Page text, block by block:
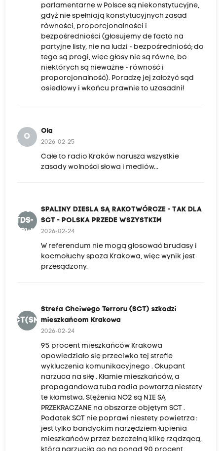
parlamentarne w Polsce są niekonstytucyjne,
gdyż nie spełniają konstytucyjnych zasad
równości, proporcjonalności i
bezpośredniości (głosujemy de facto na
partyjne listy, nie na ludzi - bezpośredniość; do
tego są progi, więc głosy nie są równe, bo
niektórych są nieważne - równość i
proporcjonalność). Poradzę jej założyć sąd
osiedlowy i wkońcu prawnie to uzasadni!
O
Ola
2026-02-25
Całe to radio Kraków narusza wszystkie
zasady wolności słowa i mediów...
SDSR-
TDS-
PPW
SPALINY DIESLA SĄ RAKOTWÓRCZE - TAK DLA
SCT - POLSKA PRZEDE WSZYSTKIM
2026-02-24
W referendum nie mogą głosować brudasy i
kocmołuchy spoza Krakowa, więc wynik jest
przesądzony.
SCT(SMK
Strefa Chciwego Terroru (SCT) szkodzi
mieszkańcom Krakowa
2026-02-24
95 procent mieszkańców Krakowa
opowiedziało się przeciwko tej strefie
wykluczenia komunikacyjnego . Okupant
narzuca na siłę . Kłamie mieszkańców, a
propagandowa tuba radia powtarza niestety
te kłamstwa. Stężenia NO2 są NIE SĄ
PRZEKRACZANE na obszarze objętym SCT .
Podatek SCT nie poprawi niestety powietrza :
jest tylko bandyckim narzędziem łupienia
mieszkańców przez bezczelną klikę rządzącą,